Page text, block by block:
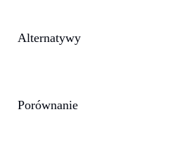
Alternatywy
Porównanie